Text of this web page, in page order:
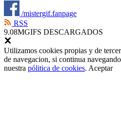
/mistergif.fanpage
RSS
9.08MGIFS DESCARGADOS
Utilizamos cookies propias y de
de navegacion, si continua
nuestra pólitica de cookies. Aceptar